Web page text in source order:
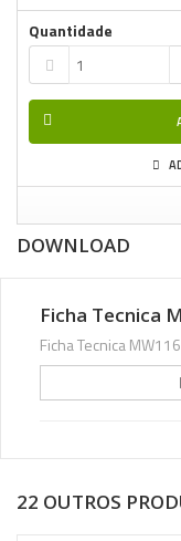
Quantidade
DOWNLOAD
Ficha Tecnica
Ficha Tecnica MW116
22 OUTROS